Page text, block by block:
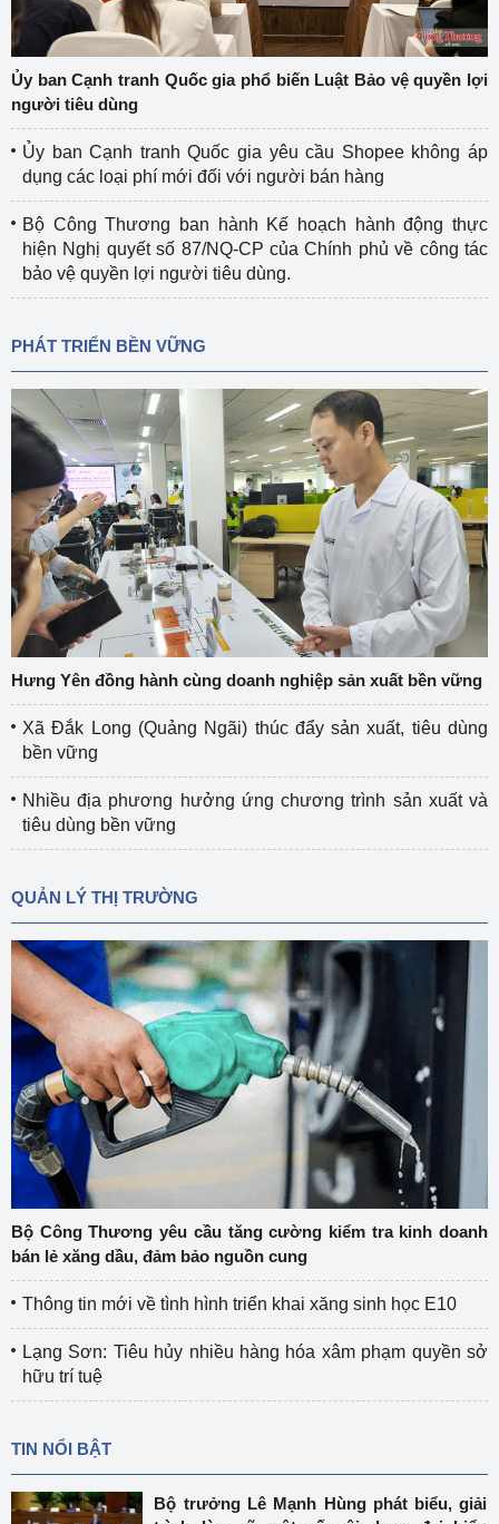
Ủy ban Cạnh tranh Quốc gia phổ biến Luật Bảo vệ quyền lợi
người tiêu dùng
Ủy ban Cạnh tranh Quốc gia yêu cầu Shopee không áp
dụng các loại phí mới đối với người bán hàng
Bộ Công Thương ban hành Kế hoạch hành động thực
hiện Nghị quyết số 87/NQ-CP của Chính phủ về công tác
bảo vệ quyền lợi người tiêu dùng.
PHÁT TRIỂN BỀN VỮNG
Hưng Yên đồng hành cùng doanh nghiệp sản xuất bền vững
Xã Đắk Long (Quảng Ngãi) thúc đẩy sản xuất, tiêu dùng
bền vững
Nhiều địa phương hưởng ứng chương trình sản xuất và
tiêu dùng bền vững
QUẢN LÝ THỊ TRƯỜNG
Bộ Công Thương yêu cầu tăng cường kiểm tra kinh doanh
bán lẻ xăng dầu, đảm bảo nguồn cung
Thông tin mới về tình hình triển khai xăng sinh học E10
Lạng Sơn: Tiêu hủy nhiều hàng hóa xâm phạm quyền sở
hữu trí tuệ
TIN NỔI BẬT
Bộ trưởng Lê Mạnh Hùng phát biểu, giải